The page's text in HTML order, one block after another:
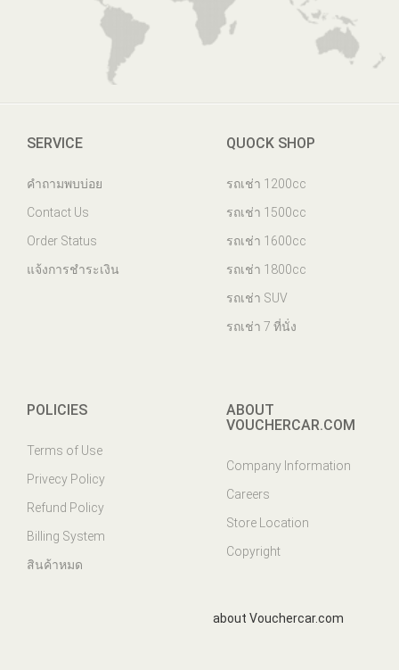
SERVICE
คำถามพบบ่อย
Contact Us
Order Status
แจ้งการชำระเงิน
QUOCK SHOP
รถเช่า 1200cc
รถเช่า 1500cc
รถเช่า 1600cc
รถเช่า 1800cc
รถเช่า SUV
รถเช่า 7 ที่นั่ง
POLICIES
Terms of Use
Privecy Policy
Refund Policy
Billing System
สินค้าหมด
ABOUT
VOUCHERCAR.COM
Company Information
Careers
Store Location
Copyright
about Vouchercar.com